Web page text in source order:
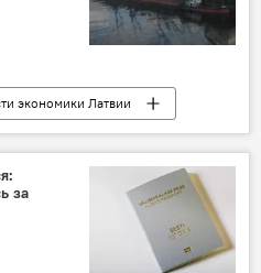
экономики Латвии
России
Транзит
за